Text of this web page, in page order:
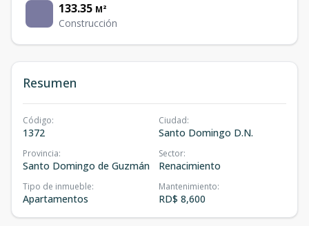
133.35 M²
Construcción
Resumen
Código:
1372
Ciudad:
Santo Domingo D.N.
Provincia:
Santo Domingo de Guzmán
Sector:
Renacimiento
Tipo de inmueble:
Apartamentos
Mantenimiento:
RD$ 8,600